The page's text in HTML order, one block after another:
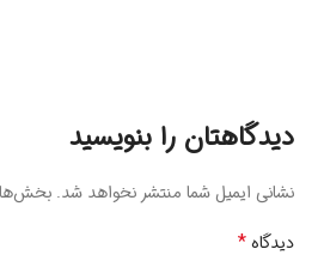
دیدگاهتان را بنویسید
نشانی ایمیل شما منتشر نخواهد شد.
دیدگاه*